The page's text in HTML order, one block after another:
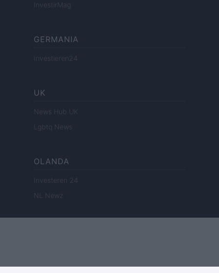
InvestirMag
GERMANIA
Investieren24
UK
News Hub UK
Lgbtq News
OLANDA
Investeren 24
NL Newz